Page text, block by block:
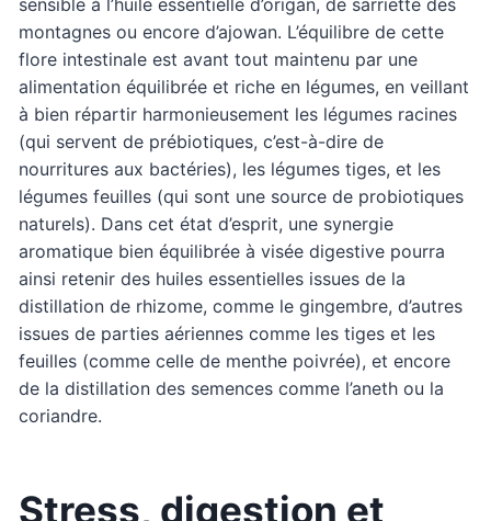
montagnes ou encore d’ajowan. L’équilibre de cette
flore intestinale est avant tout maintenu par une
alimentation équilibrée et riche en légumes, en veillant
à bien répartir harmonieusement les légumes racines
(qui servent de prébiotiques, c’est-à-dire de
nourritures aux bactéries), les légumes tiges, et les
légumes feuilles (qui sont une source de probiotiques
naturels). Dans cet état d’esprit, une synergie
aromatique bien équilibrée à visée digestive pourra
ainsi retenir des huiles essentielles issues de la
distillation de rhizome, comme le gingembre, d’autres
issues de parties aériennes comme les tiges et les
feuilles (comme celle de menthe poivrée), et encore
de la distillation des semences comme l’aneth ou la
coriandre.
Stress, digestion et